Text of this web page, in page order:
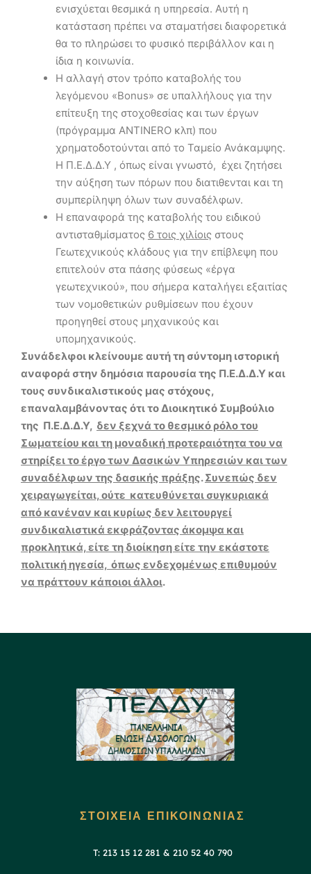
ενισχύεται θεσμικά η υπηρεσία. Αυτή η
κατάσταση πρέπει να σταματήσει διαφορετικά
θα το πληρώσει το φυσικό περιβάλλον και η
ίδια η κοινωνία.
Η αλλαγή στον τρόπο καταβολής του
λεγόμενου «Bonus» σε υπαλλήλους για την
επίτευξη της στοχοθεσίας και των έργων
(πρόγραμμα ANTINERO κλπ) που
χρηματοδοτούνται από το Ταμείο Ανάκαμψης.
Η Π.Ε.Δ.Δ.Υ , όπως είναι γνωστό, έχει ζητήσει
την αύξηση των πόρων που διατιθενται και τη
συμπερίληψη όλων των συναδέλφων.
Η επαναφορά της καταβολής του ειδικού
αντισταθμίσματος 6 τοις χιλίοις στους
Γεωτεχνικούς κλάδους για την επίβλεψη που
επιτελούν στα πάσης φύσεως «έργα
γεωτεχνικού», που σήμερα καταλήγει εξαιτίας
των νομοθετικών ρυθμίσεων που έχουν
προηγηθεί στους μηχανικούς και
υπομηχανικούς.
Συνάδελφοι κλείνουμε αυτή τη σύντομη ιστορική
αναφορά στην δημόσια παρουσία της Π.Ε.Δ.Δ.Υ και
τους συνδικαλιστικούς μας στόχους,
επαναλαμβάνοντας ότι το Διοικητικό Συμβούλιο
της Π.Ε.Δ.Δ.Υ, δεν ξεχνά το θεσμικό ρόλο του
Σωματείου και τη μοναδική προτεραιότητα του να
στηρίξει το έργο των Δασικών Υπηρεσιών και των
συναδέλφων της δασικής πράξης.Συνεπώς δεν
χειραγωγείται, ούτε κατευθύνεται συγκυριακά
από κανέναν και κυρίως δεν λειτουργεί
συνδικαλιστικά εκφράζοντας άκομψα και
προκλητικά, είτε τη διοίκηση είτε την εκάστοτε
πολιτική ηγεσία, όπως ενδεχομένως επιθυμούν
να πράττουν κάποιοι άλλοι.
ΣΤΟΙΧΕΙΑ ΕΠΙΚΟΙΝΩΝΙΑΣ
T: 213 15 12 281 & 210 52 40 790